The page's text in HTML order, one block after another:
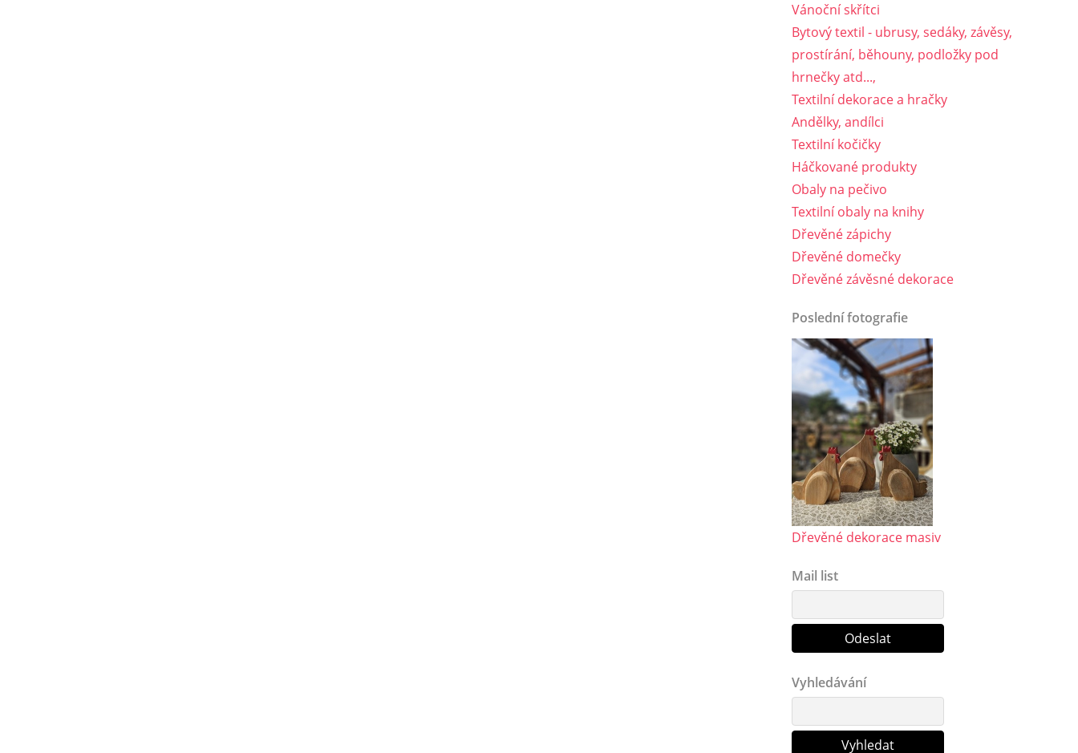
Vánoční skřítci
Bytový textil - ubrusy, sedáky, závěsy,
prostírání, běhouny, podložky pod
hrnečky atd...,
Textilní dekorace a hračky
Andělky, andílci
Textilní kočičky
Háčkované produkty
Obaly na pečivo
Textilní obaly na knihy
Dřevěné zápichy
Dřevěné domečky
Dřevěné závěsné dekorace
Poslední fotografie
Dřevěné dekorace masiv
Mail list
Vyhledávání